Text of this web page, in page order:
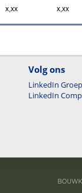
x,xx x,xx
Volg ons
LinkedIn Groep
LinkedIn